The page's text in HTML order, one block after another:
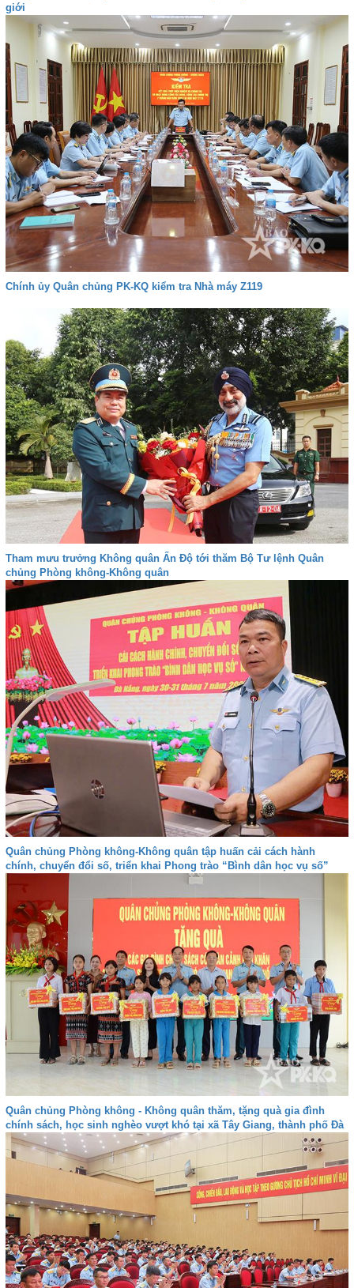
giới
Chính ủy Quân chủng PK-KQ kiểm tra Nhà máy Z119
Tham mưu trưởng Không quân Ấn Độ tới thăm Bộ Tư lệnh Quân
chủng Phòng không-Không quân
Quân chủng Phòng không-Không quân tập huấn cải cách hành
chính, chuyển đổi số, triển khai Phong trào “Bình dân học vụ số”
Quân chủng Phòng không - Không quân thăm, tặng quà gia đình
chính sách, học sinh nghèo vượt khó tại xã Tây Giang, thành phố Đà
nẵng